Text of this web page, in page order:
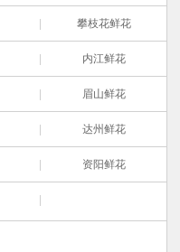
攀枝花鲜花
内江鲜花
眉山鲜花
达州鲜花
资阳鲜花